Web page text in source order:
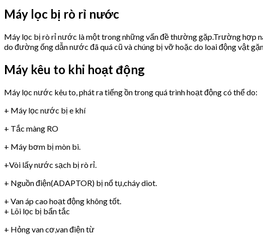
Máy lọc bị rò rỉ nước
Máy lọc bị rò rỉ nước là một trong những vấn đề thường gặp.Trường hợp
do đường ống dẫn nước đã quá cũ và chúng bị vỡ hoặc do loai động vật
Máy kêu to khi hoạt động
Máy lọc nước kêu to, phát ra tiếng ồn trong quá trình hoạt động có thể do:
+ Máy lọc nước bị e khí
+ Tắc màng RO
+ Máy bơm bị mòn bi.
+Vòi lấy nước sạch bị rò rỉ.
+ Nguồn điện(ADAPTOR) bị nổ tụ,cháy diot.
+ Van áp cao hoạt động không tốt.
+ Lõi lọc bị bẩn tắc
+ Hỏng van cơ,van điện từ